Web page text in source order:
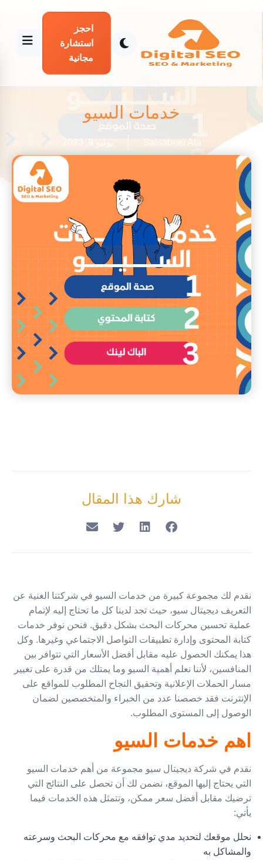
احجز
استشارة
مجانية
خدمات السيو
Salsabeel Ata يوليو 9, 2023
شارك هذا المقال
نقدم لك مجموعة كبيرة من خدمات السيو في شركتنا الغنية عن
التعريف ديجيتال سيو، حيث تجد لدينا كل ما تحتاج إليه لإتمام
عملية تحسين محركات البحث بشكل دقيق. فنحن نوفر خدمات
كتابة المحتوى وإدارة تطبيقات التواصل الاجتماعي وغيرها. وكل
هذا يمكنك الحصول عليه مقابل أفضل الأسعار التي تتوافر بين
المنافسين، لأننا نعلم أهمية السيو وما يمتلك من قدرة على تغيير
مسار الحملات الإعلانية وتحقيق النجاح المطلوب للمواقع على
الإنترنت فقد خصصنا عدد من الخبراء والمتخصصين لضمان
الوصول إلى المستوى المطلوب.
اهم خدمات السيو
نقدم في شركة ديجيتال سيو مجموعة من أهم خدمات السيو
التي يحتاج إليها الموقع، نضمن لك أن تحصل على النتائج التي
ترضيك مقابل أفضل سعر ممكن، وتتمثل هذه الخدمات فيما
يأتي:
نحلل موقعك لتحديد مدي توافقه مع محركات البحث وسرعته
والمشاكل به